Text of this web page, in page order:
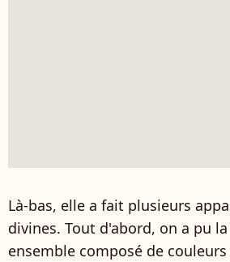
Là-bas, elle a fait plusieurs
divines. Tout d'abord, on a pu
ensemble composé de